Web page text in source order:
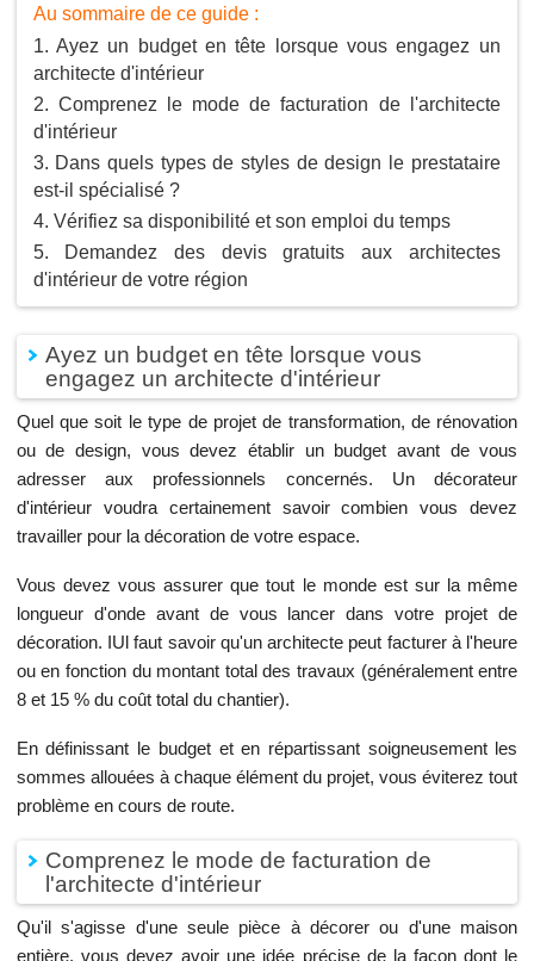
Au sommaire de ce guide :
Ayez un budget en tête lorsque vous engagez un
architecte d'intérieur
Comprenez le mode de facturation de l'architecte
d'intérieur
Dans quels types de styles de design le prestataire
est-il spécialisé ?
Vérifiez sa disponibilité et son emploi du temps
Demandez des devis gratuits aux architectes
d'intérieur de votre région
Ayez un budget en tête lorsque vous
engagez un architecte d'intérieur
Quel que soit le type de projet de transformation, de rénovation
ou de design, vous devez établir un budget avant de vous
adresser aux professionnels concernés. Un décorateur
d'intérieur voudra certainement savoir combien vous devez
travailler pour la décoration de votre espace.
Vous devez vous assurer que tout le monde est sur la même
longueur d'onde avant de vous lancer dans votre projet de
décoration. IUl faut savoir qu'un architecte peut facturer à l'heure
ou en fonction du montant total des travaux (généralement entre
8 et 15 % du coût total du chantier).
En définissant le budget et en répartissant soigneusement les
sommes allouées à chaque élément du projet, vous éviterez tout
problème en cours de route.
Comprenez le mode de facturation de
l'architecte d'intérieur
Qu'il s'agisse d'une seule pièce à décorer ou d'une maison
entière, vous devez avoir une idée précise de la façon dont le